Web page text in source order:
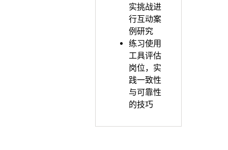
实挑战进
行互动案
例研究
练习使用
工具评估
岗位，实
践一致性
与可靠性
的技巧